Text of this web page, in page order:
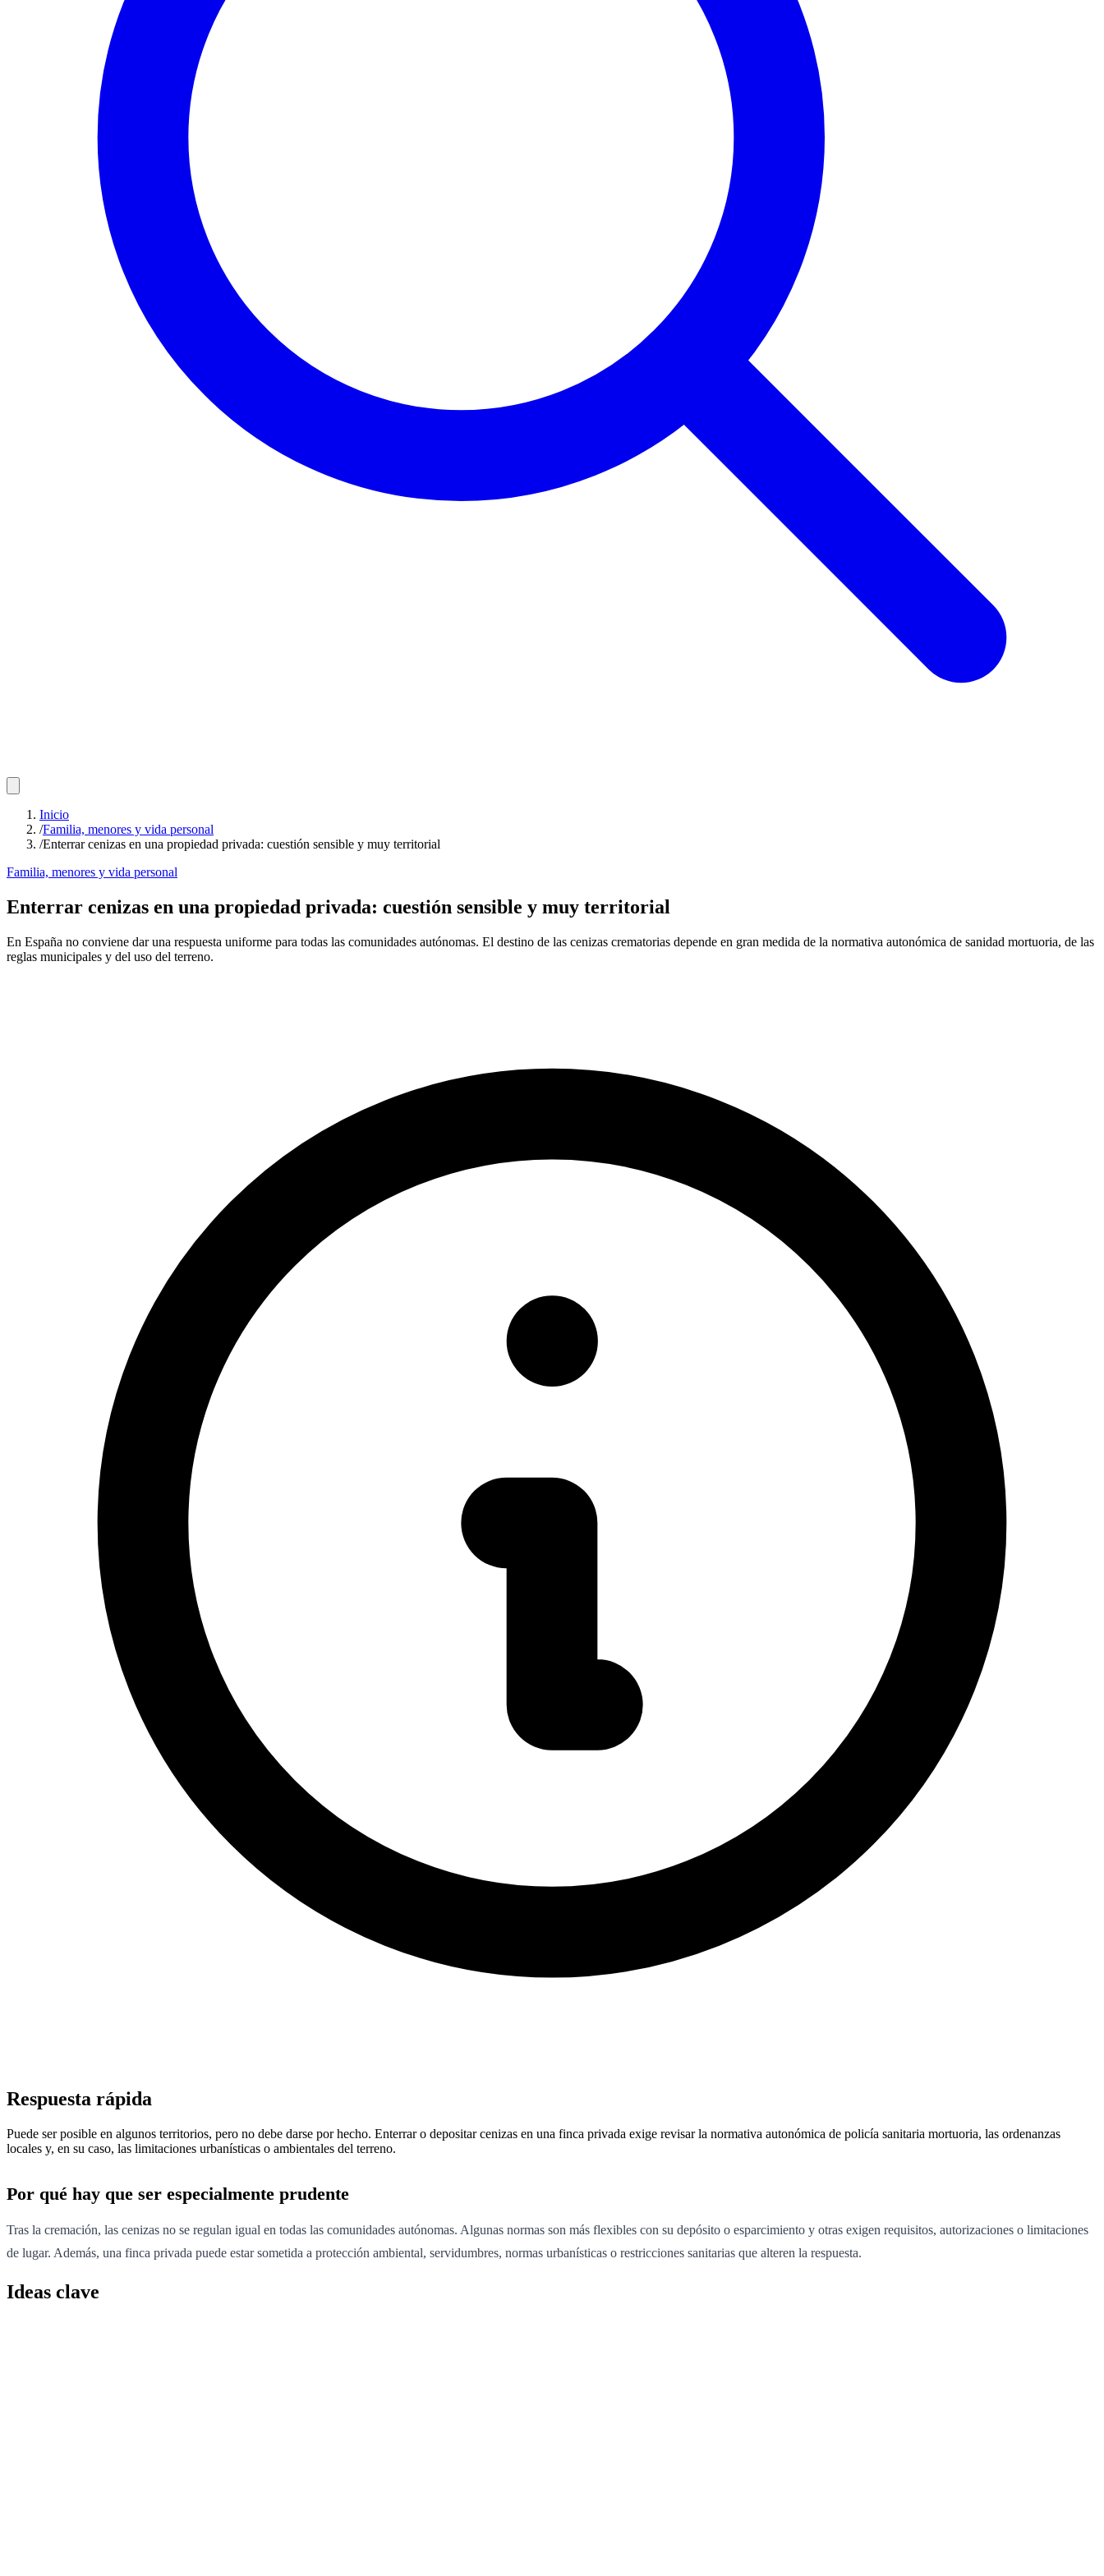
Inicio
/Familia, menores y vida personal
/Enterrar cenizas en una propiedad privada: cuestión sensible y muy territorial
Familia, menores y vida personal
Enterrar cenizas en una propiedad privada: cuestión sensible y muy territorial
En España no conviene dar una respuesta uniforme para todas las comunidades autónomas. El destino de las cenizas crematorias depende en gran medida de la normativa autonómica de sanidad mortuoria, de las
reglas municipales y del uso del terreno.
Respuesta rápida
Puede ser posible en algunos territorios, pero no debe darse por hecho. Enterrar o depositar cenizas en una finca privada exige revisar la normativa autonómica de policía sanitaria mortuoria, las ordenanzas
locales y, en su caso, las limitaciones urbanísticas o ambientales del terreno.
Por qué hay que ser especialmente prudente
Tras la cremación, las cenizas no se regulan igual en todas las comunidades autónomas. Algunas normas son más flexibles con su depósito o esparcimiento y otras exigen requisitos, autorizaciones o limitaciones
de lugar. Además, una finca privada puede estar sometida a protección ambiental, servidumbres, normas urbanísticas o restricciones sanitarias que alteren la respuesta.
Ideas clave